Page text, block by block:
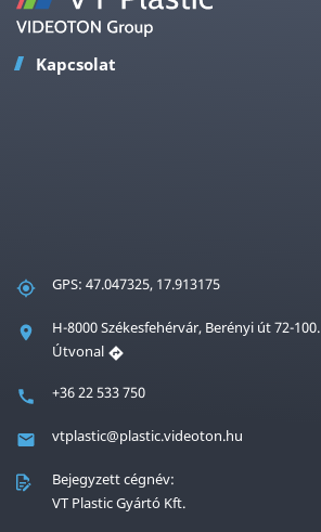
Kapcsolat
GPS: 47.047325, 17.913175
H-8000 Székesfehérvár, Berényi út 72-100.
Útvonal
+36 22 533 750
vtplastic@plastic.videoton.hu
Bejegyzett cégnév:
VT Plastic Gyártó Kft.